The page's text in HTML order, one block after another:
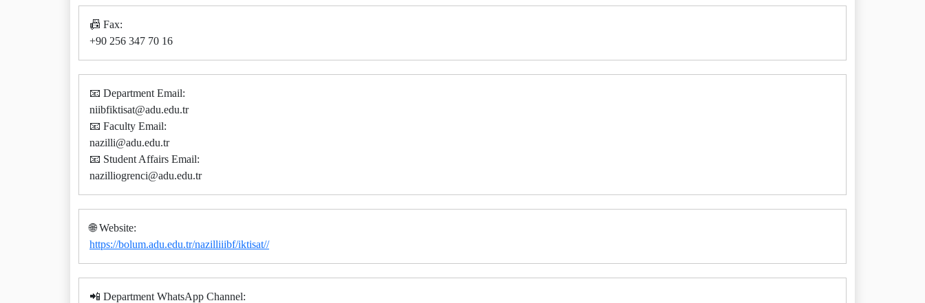
📠 Fax:
+90 256 347 70 16
📧 Department Email:
niibfiktisat@adu.edu.tr
📧 Faculty Email:
nazilli@adu.edu.tr
📧 Student Affairs Email:
nazilliogrenci@adu.edu.tr
🌐 Website:
https://bolum.adu.edu.tr/nazilliiibf/iktisat//
📲 Department WhatsApp Channel: